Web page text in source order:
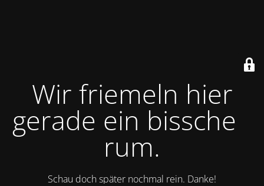
Wir friemeln hier
gerade ein bisschen
rum.
Schau doch später nochmal rein. Danke!